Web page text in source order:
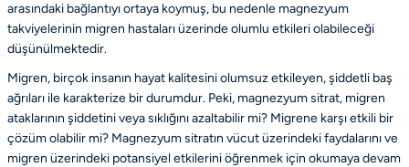
arasındaki bağlantıyı ortaya koymuş, bu nedenle magnezyum
takviyelerinin migren hastaları üzerinde olumlu etkileri olabileceği
düşünülmektedir.
Migren, birçok insanın hayat kalitesini olumsuz etkileyen, şiddetli baş
ağrıları ile karakterize bir durumdur. Peki, magnezyum sitrat, migren
ataklarının şiddetini veya sıklığını azaltabilir mi? Migrene karşı etkili bir
çözüm olabilir mi? Magnezyum sitratın vücut üzerindeki faydalarını ve
migren üzerindeki potansiyel etkilerini öğrenmek için okumaya devam